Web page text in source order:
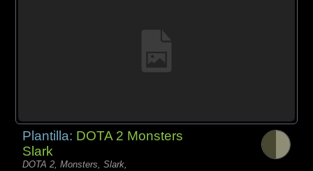
Plantilla: DOTA 2 Monsters
Slark
DOTA 2, Monsters, Slark,